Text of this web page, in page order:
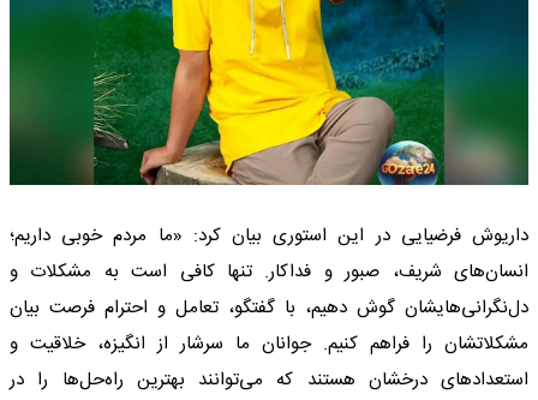
داریوش فرضیایی در این استوری بیان کرد: «ما مردم خوبی داریم؛
انسان‌های شریف، صبور و فداکار. تنها کافی است به مشکلات و
دل‌نگرانی‌هایشان گوش دهیم، با گفتگو، تعامل و احترام فرصت بیان
مشکلاتشان را فراهم کنیم. جوانان ما سرشار از انگیزه، خلاقیت و
استعدادهای درخشان هستند که می‌توانند بهترین راه‌حل‌ها را در